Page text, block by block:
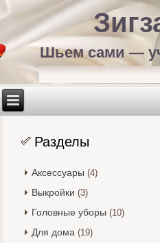
Шьем сами —
Разделы
Аксессуары (4)
Выкройки (3)
Головные уборы (10)
Для дома (19)